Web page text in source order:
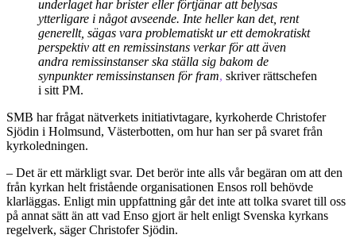
underlaget har brister eller förtjänar att belysas
ytterligare i något avseende. Inte heller kan det, rent
generellt, sägas vara problematiskt ur ett demokratiskt
perspektiv att en remissinstans verkar för att även
andra remissinstanser ska ställa sig bakom de
synpunkter remissinstansen för fram, skriver rättschefen
i sitt PM.
SMB har frågat nätverkets initiativtagare, kyrkoherde Christofer
Sjödin i Holmsund, Västerbotten, om hur han ser på svaret från
kyrkoledningen.
– Det är ett märkligt svar. Det berör inte alls vår begäran om att den
från kyrkan helt fristående organisationen Ensos roll behövde
klarläggas. Enligt min uppfattning går det inte att tolka svaret till oss
på annat sätt än att vad Enso gjort är helt enligt Svenska kyrkans
regelverk, säger Christofer Sjödin.